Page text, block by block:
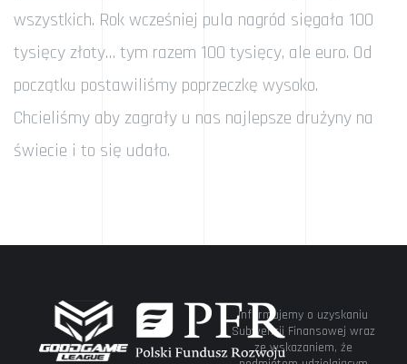
wszystkich. Rok wcześniej pula nagród sięgała 100
tysięcy złoty… tym razem 100 tysięcy, ale euro. Od
początku postawiliśmy poprzeczkę wysoko.
Chcieliśmy aby zagrały u nas najlepsze drużyny na
świecie i to się udało.
Informujemy o uzyskaniu
Subwencji Finansowej wraz
ze wskazaniem, że